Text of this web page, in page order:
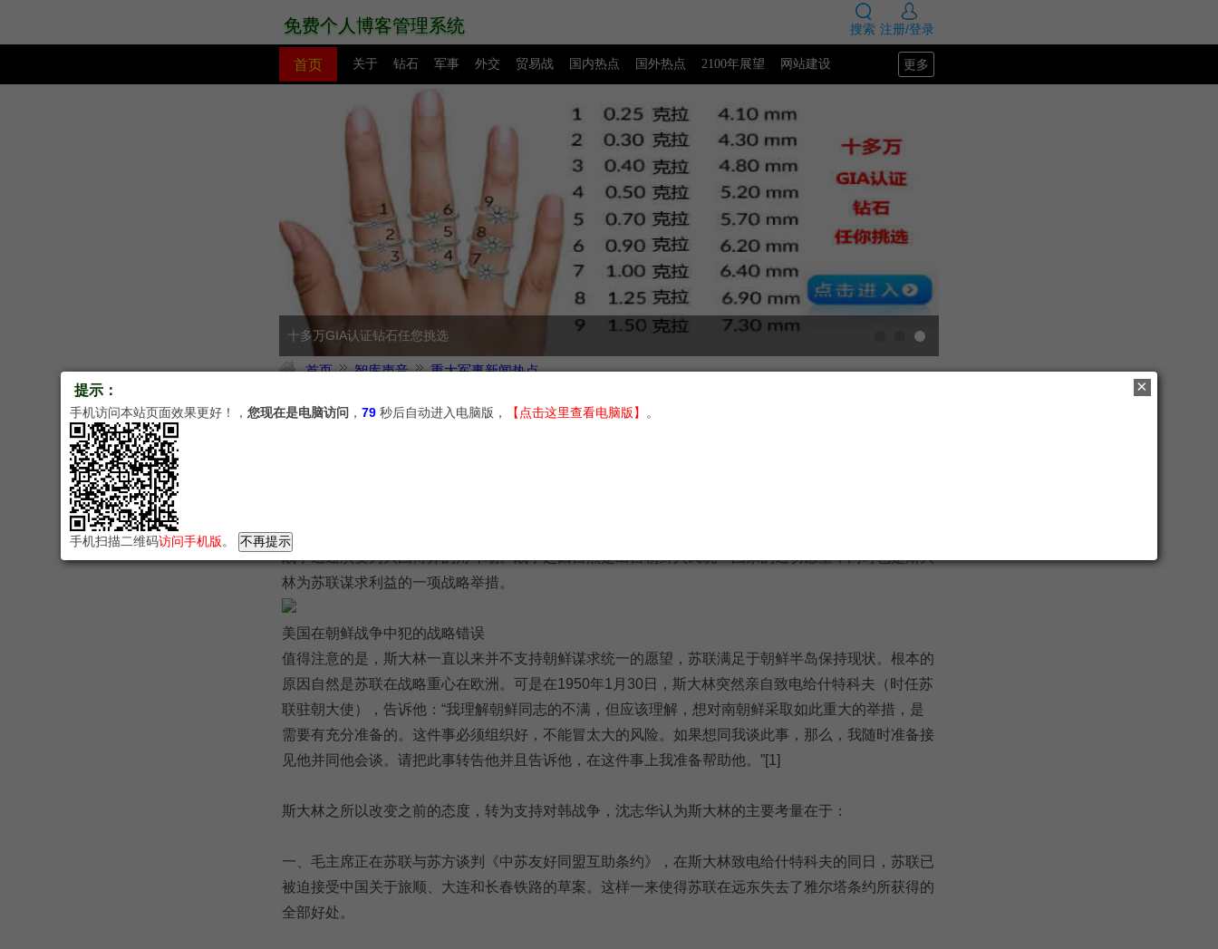
注册/登录
搜索
免费个人博客管理系统
更多
首页 关于 钻石 军事 外交 贸易战 国内热点 国外热点 2100年展望 网站建设
网站模板 创业赚钱 网络热点 图片展示 留言板
十多万GIA认证钻石任您挑选
首页 智库声音 重大军事新闻热点
美国在朝鲜战争中犯的战略错误
1950年6月25日，人民军越过三八线对
战争迅速演变为大国博弈的角斗场。战争起因自然是出自朝鲜人民统一国家的迫切愿望，同时也是斯大
林为苏联谋求利益的一项战略举措。
美国在朝鲜战争中犯的战略错误
值得注意的是，斯大林一直以来并不支持朝鲜谋求统一的愿望，苏联满足于朝鲜半岛保持现状。根本的
原因自然是苏联在战略重心在欧洲。可是在1950年1月30日，斯大林突然亲自致电给什特科夫（时任苏
联驻朝大使），告诉他：“我理解朝鲜同志的不满，但应该理解，想对南朝鲜采取如此重大的举措，是
需要有充分准备的。这件事必须组织好，不能冒太大的风险。如果想同我谈此事，那么，我随时准备接
见他并同他会谈。请把此事转告他并且告诉他，在这件事上我准备帮助他。”[1]
斯大林之所以改变之前的态度，转为支持对韩战争，沈志华认为斯大林的主要考量在于：
一、毛主席正在苏联与苏方谈判《中苏友好同盟互助条约》，在斯大林致电给什特科夫的同日，苏联已
被迫接受中国关于旅顺、大连和长春铁路的草案。这样一来使得苏联在远东失去了雅尔塔条约所获得的
全部好处。
×
提示：
手机访问本站页面效果更好！，您现在是电脑访问 ，78 秒后自动进入电脑版， 【点击这里查看电脑版】 。
手机扫描二维码访问手机版。